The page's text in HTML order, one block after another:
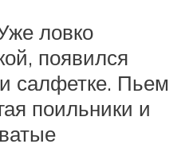
ловко
появился
салфетке. Пьем
поильники и